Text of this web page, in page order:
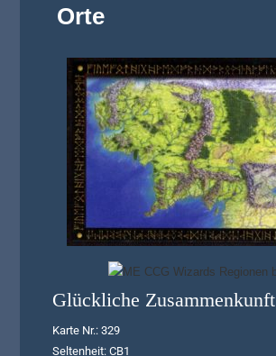
Orte
Glückliche Zusammenkunft
Karte Nr.: 329
Seltenheit: CB1